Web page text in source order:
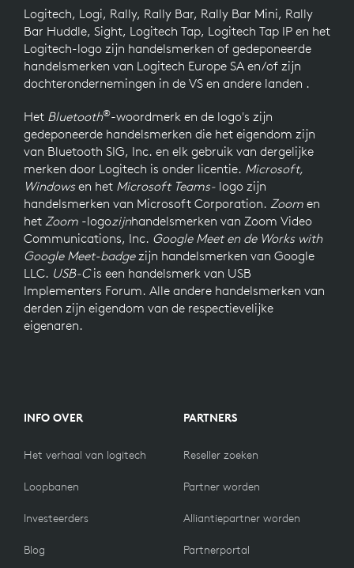
Logitech, Logi, Rally, Rally Bar, Rally Bar Mini, Rally
Bar Huddle, Sight, Logitech Tap, Logitech Tap IP en het
Logitech-logo zijn handelsmerken of gedeponeerde
handelsmerken van Logitech Europe SA en/of zijn
dochterondernemingen in de VS en andere landen .
Het Bluetooth®-woordmerk en de logo's zijn
gedeponeerde handelsmerken die het eigendom zijn
van Bluetooth SIG, Inc. en elk gebruik van dergelijke
merken door Logitech is onder licentie. Microsoft,
Windowsen het Microsoft Teams- logo zijn
handelsmerken van Microsoft Corporation. Zoom en
het Zoom -logozijnhandelsmerken van Zoom Video
Communications, Inc. Google Meet en de Works with
Google Meet-badgezijn handelsmerken van Google
LLC. USB-Cis een handelsmerk van USB
Implementers Forum. Alle andere handelsmerken van
derden zijn eigendom van de respectievelijke
eigenaren.
INFO OVER
Het verhaal van logitech
Loopbanen
Investeerders
Blog
PARTNERS
Reseller zoeken
Partner worden
Alliantiepartner worden
Partnerportal